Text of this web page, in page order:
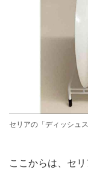
セリアの「ディッシュ
ここからは、セ